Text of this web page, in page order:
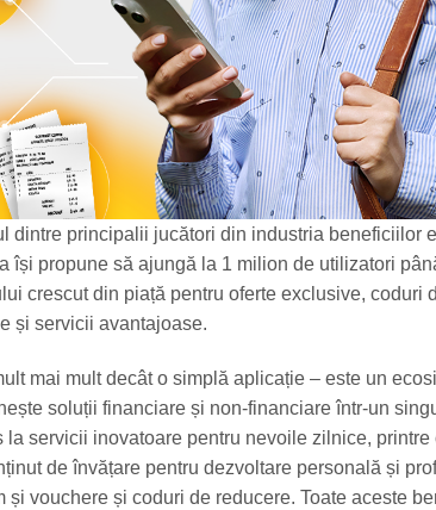
dintre principalii jucători din industria beneficiilor
își propune să ajungă la 1 milion de utilizatori
crescut din piață pentru oferte exclusive, coduri
și servicii avantajoase.
mai mult decât o simplă aplicație – este un
soluții financiare și non-financiare într-un
la servicii inovatoare pentru nevoile zilnice, printre
de învățare pentru dezvoltare personală și
și vouchere și coduri de reducere. Toate aceste